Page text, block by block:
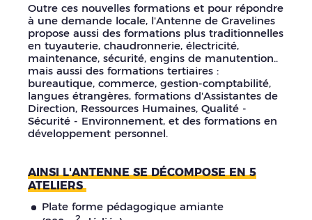
Outre ces nouvelles formations et pour répondre
à une demande locale, l'Antenne de Gravelines
propose aussi des formations plus traditionnelles
en tuyauterie, chaudronnerie, électricité,
maintenance, sécurité, engins de manutention..
mais aussi des formations tertiaires :
bureautique, commerce, gestion-comptabilité,
langues étrangères, formations d'Assistantes de
Direction, Ressources Humaines, Qualité -
Sécurité - Environnement, et des formations en
développement personnel.
AINSI L'ANTENNE SE DÉCOMPOSE EN 5
ATELIERS
Plate forme pédagogique amiante